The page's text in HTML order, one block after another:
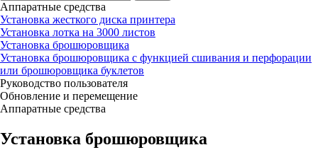
Аппаратные средства
Установка жесткого диска принтера
Установка лотка на 3000 листов
Установка брошюровщика
Установка брошюровщика с функцией сшивания и перфорации
или брошюровщика буклетов
Руководство пользователя
Обновление и перемещение
Аппаратные средства
Установка брошюровщика